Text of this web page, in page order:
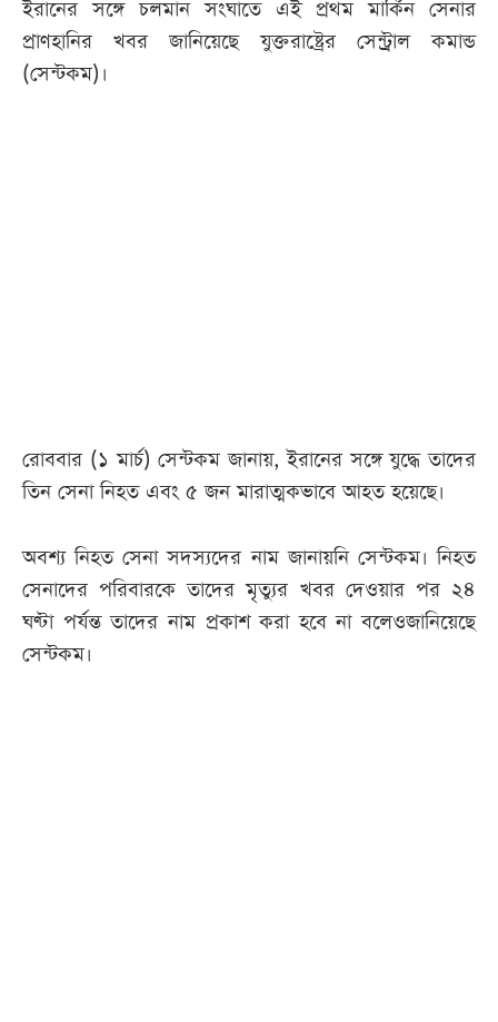
বিভাগ
ছবি
ইরানের সঙ্গে চলমান সংঘাতে এই প্রথম মার্কিন সেনার
প্রাণহানির খবর জানিয়েছে যুক্তরাষ্ট্রের সেন্ট্রাল কমান্ড
(সেন্টকম)।
রোববার (১ মার্চ) সেন্টকম জানায়, ইরানের সঙ্গে যুদ্ধে তাদের
তিন সেনা নিহত এবং ৫ জন মারাত্মকভাবে আহত হয়েছে।
অবশ্য নিহত সেনা সদস্যদের নাম জানায়নি সেন্টকম। নিহত
সেনাদের পরিবারকে তাদের মৃত্যুর খবর দেওয়ার পর ২৪
ঘণ্টা পর্যন্ত তাদের নাম প্রকাশ করা হবে না বলেওজানিয়েছে
সেন্টকম।